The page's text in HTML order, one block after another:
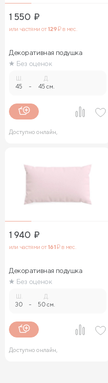
1 550 ₽
или частями от129₽ в мес.
Декоративная подушка
Без оценок
Ш.
45 -
Д.
45 см.
Доступно онлайн,
1 940 ₽
или частями от161₽ в мес.
Декоративная подушка
Без оценок
30 -
Д.
50 см.
Доступно онлайн,